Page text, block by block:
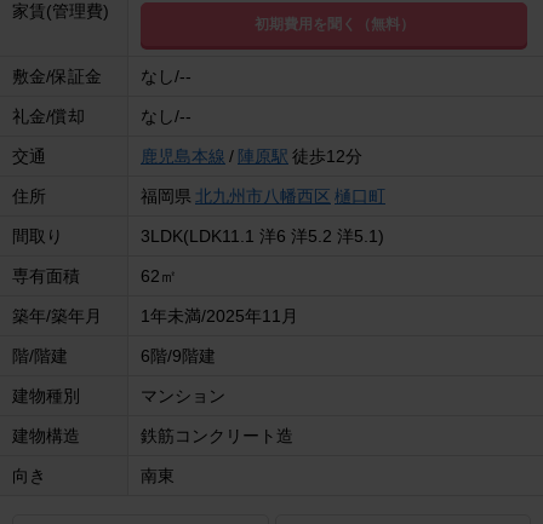
家賃(管理費)
初期費用を聞く（無料）
敷金/保証金 なし/--
礼金/償却 なし/--
交通 鹿児島本線 / 陣原駅 徒歩12分
住所 福岡県 北九州市八幡西区 樋口町
間取り 3LDK(LDK11.1 洋6 洋5.2 洋5.1)
専有面積 62㎡
築年/築年月 1年未満/2025年11月
階/階建 6階/9階建
建物種別 マンション
建物構造 鉄筋コンクリート造
向き 南東